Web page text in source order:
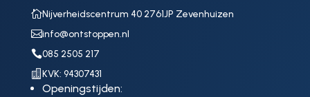
Nijverheidscentrum 40 2761JP Zevenhuizen
info@ontstoppen.nl
085 2505 217
 KVK: 94307431
Openingstijden: